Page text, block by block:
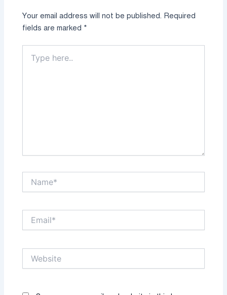
Your email address will not be published. Required
fields are marked *
here..